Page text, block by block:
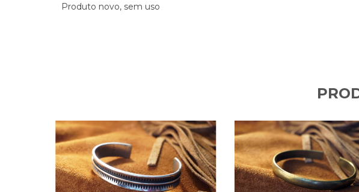
Produto novo, sem uso